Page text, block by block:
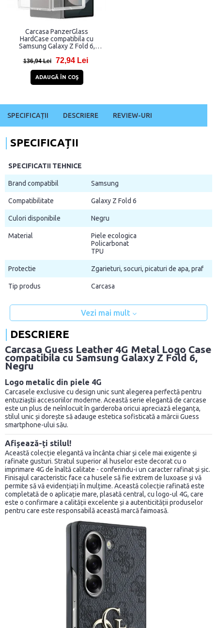
Carcasa PanzerGlass
HardCase compatibila cu
Samsung Galaxy Z Fold 6,
136,94 Lei 72,94 Lei
ADAUGĂ ÎN COŞ
SPECIFICAȚII DESCRIERE REVIEW-URI
SPECIFICAȚII
SPECIFICATII TEHNICE
Brand compatibil Samsung
Compatibilitate Galaxy Z Fold 6
Culori disponibile Negru
Material
Piele ecologica
Policarbonat
TPU
Protectie Zgarieturi, socuri, picaturi de apa, praf
Tip produs Carcasa
Vezi mai mult
DESCRIERE
Carcasa Guess Leather 4G Metal Logo Case
compatibila cu Samsung Galaxy Z Fold 6,
Negru
Logo metalic din piele 4G
Carcasele exclusive cu design unic sunt alegerea perfectă pentru
entuziaștii accesoriilor moderne. Această serie elegantă de carcase
este un plus de neînlocuit în garderoba oricui apreciază eleganța,
stilul unic și dorește să adauge estetica sofisticată a mărcii Guess
smartphone-ului său.
Afișează-ți stilul!
Această colecție elegantă va încânta chiar și cele mai exigente și
rafinate gusturi. Stratul superior al huselor este decorat cu o
imprimare 4G de înaltă calitate - conferindu-i un caracter rafinat și șic.
Finisajul caracteristic face ca husele să fie extrem de luxoase și vă
permite să vă evidențiați în mulțime. Această colecție rafinată este
completată de o aplicație mare, plasată central, cu logo-ul 4G, care
este o confirmare a calității excelente și a autenticității produselor
pentru care este responsabilă această marcă faimoasă.